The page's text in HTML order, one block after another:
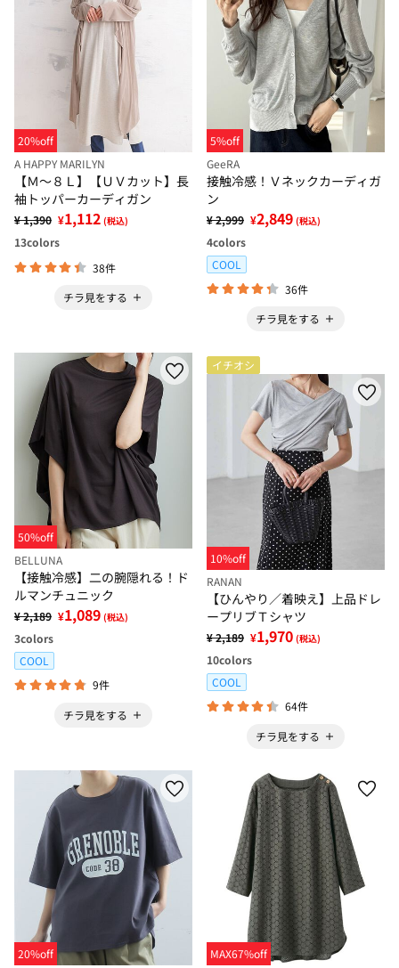
20%off
A HAPPY MARILYN
【Ｍ～８Ｌ】【ＵＶカット】長
袖トッパーカーディガン
¥ 1,390 ¥1,112 (税込)
13colors
38件
チラ見をする
5%off
GeeRA
接触冷感！Ｖネックカーディガ
ン
¥ 2,999 ¥2,849 (税込)
4colors
COOL
36件
チラ見をする
50%off
BELLUNA
【接触冷感】二の腕隠れる！ド
ルマンチュニック
¥ 2,189 ¥1,089 (税込)
3colors
COOL
9件
チラ見をする
イチオシ
10%off
RANAN
【ひんやり／着映え】上品ドレ
ープリブＴシャツ
¥ 2,189 ¥1,970 (税込)
10colors
COOL
64件
チラ見をする
20%off
MAX67%off